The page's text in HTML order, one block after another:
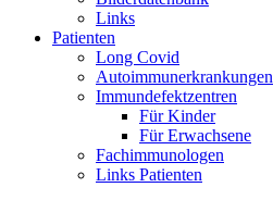
Links
Patienten
Long Covid
Autoimmunerkrankungen
Immundefektzentren
Für Kinder
Für Erwachsene
Fachimmunologen
Links Patienten